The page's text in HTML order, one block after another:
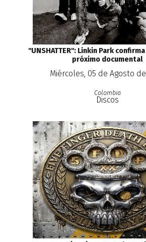
''UNSHATTER'': Linkin Park
próximo documental
Miércoles, 05 de Agosto
Colombia
Discos